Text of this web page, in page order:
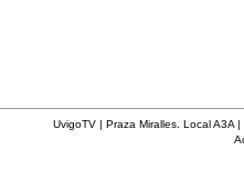
UvigoTV | Praza Miralles. Local A3A